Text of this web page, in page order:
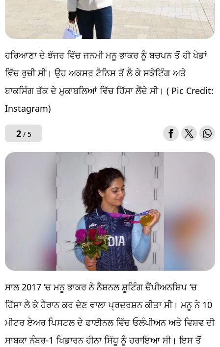
ਹਰਿਆਣਾ ਦੇ ਝੱਜਰ ਵਿੱਚ ਜਨਮੀ ਮਨੂ ਭਾਕਰ ਨੂੰ ਬਚਪਨ ਤੋਂ ਹੀ ਖੇਡਾਂ
ਵਿੱਚ ਰੁਚੀ ਸੀ। ਉਹ ਅਕਸਰ ਟੈਨਿਸ ਤੋਂ ਲੈ ਕੇ ਸਕੇਟਿੰਗ ਅਤੇ
ਬਾਕਸਿੰਗ ਤੱਕ ਦੇ ਮੁਕਾਬਲਿਆਂ ਵਿੱਚ ਹਿੱਸਾ ਲੈਂਦੇ ਸੀ। ( Pic Credit:
Instagram)
2/ 5
ਸਾਲ 2017 ‘ਚ ਮਨੂ ਭਾਕਰ ਨੇ ਨੈਸ਼ਨਲ ਸ਼ੂਟਿੰਗ ਚੈਂਪੀਅਨਸ਼ਿਪ ‘ਚ
ਹਿੱਸਾ ਲੈ ਕੇ ਹੈਰਾਨ ਕਰ ਦੇਣ ਵਾਲਾ ਪ੍ਰਦਰਸ਼ਨ ਕੀਤਾ ਸੀ। ਮਨੂ ਨੇ 10
ਮੀਟਰ ਏਅਰ ਪਿਸਟਲ ਦੇ ਫਾਈਨਲ ਵਿੱਚ ਓਲੰਪੀਅਨ ਅਤੇ ਵਿਸ਼ਵ ਦੀ
ਸਾਬਕਾ ਨੰਬਰ-1 ਖਿਡਾਰਨ ਹੀਨਾ ਸਿੱਧੂ ਨੂੰ ਹਰਾਇਆ ਸੀ। ਇਸ ਤੋਂ